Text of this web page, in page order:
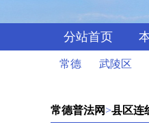
分站首页
常德 武陵区
常德普法网>县区连